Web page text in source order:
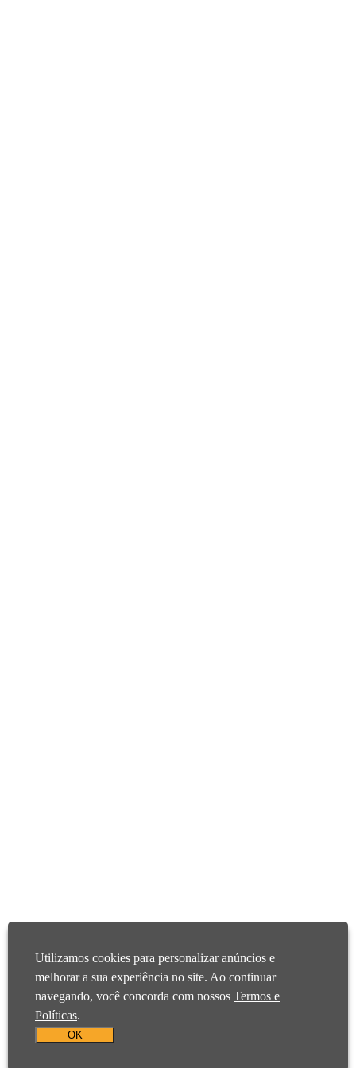
Utilizamos cookies para personalizar anúncios e
melhorar a sua experiência no site. Ao continuar
navegando, você concorda com nossos Termos e
Políticas.
OK